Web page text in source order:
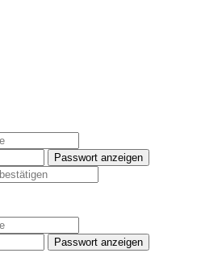
Passwort anzeigen
Passwort anzeigen